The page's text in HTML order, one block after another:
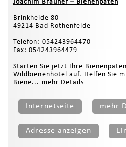
Joachim Brauner – Bienenpaten
Brinkheide 80
49214 Bad Rothenfelde
Telefon: 054243964470
Fax: 054243964479
Starten Sie jetzt Ihre
Wildbienenhotel auf. Helfen Sie
Biene... mehr Details
Internetseite mehr
Adresse anzeigen